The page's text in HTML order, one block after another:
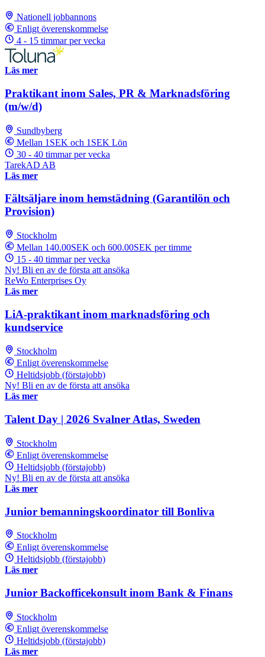
Nationell jobbannons
Enligt överenskommelse
4 - 15 timmar per vecka
Läs mer
Praktikant inom Sales, PR & Marknadsföring
(m/w/d)
Sundbyberg
Mellan 1SEK och 1SEK Lön
30 - 40 timmar per vecka
TarekAD AB
Läs mer
Fältsäljare inom hemstädning (Garantilön och
Provision)
Stockholm
Mellan 140.00SEK och 600.00SEK per timme
15 - 40 timmar per vecka
Ny! Bli en av de första att ansöka
ReWo Enterprises Oy
Läs mer
LiA-praktikant inom marknadsföring och
kundservice
Stockholm
Enligt överenskommelse
Heltidsjobb (förstajobb)
Ny! Bli en av de första att ansöka
Läs mer
Talent Day | 2026 Svalner Atlas, Sweden
Stockholm
Enligt överenskommelse
Heltidsjobb (förstajobb)
Ny! Bli en av de första att ansöka
Läs mer
Junior bemanningskoordinator till Bonliva
Stockholm
Enligt överenskommelse
Heltidsjobb (förstajobb)
Läs mer
Junior Backofficekonsult inom Bank & Finans
Stockholm
Enligt överenskommelse
Heltidsjobb (förstajobb)
Läs mer